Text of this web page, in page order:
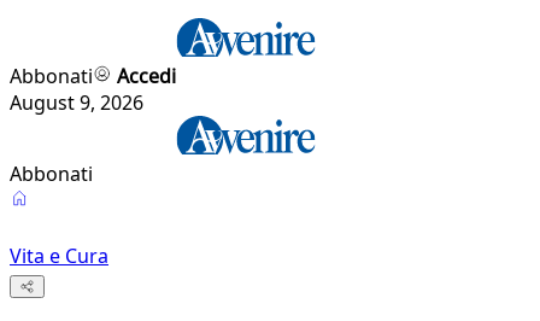
Abbonati
Accedi
August 9, 2026
Abbonati
Vita e Cura